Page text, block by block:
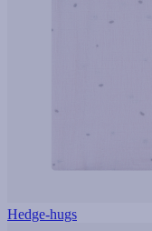
Hedge-hugs